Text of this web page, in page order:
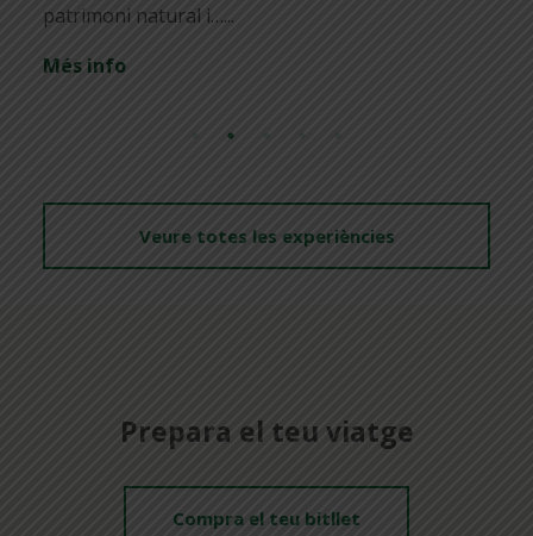
natural i…...
info
Veure totes les experiències
Prepara el teu viatge
Compra el teu bitllet